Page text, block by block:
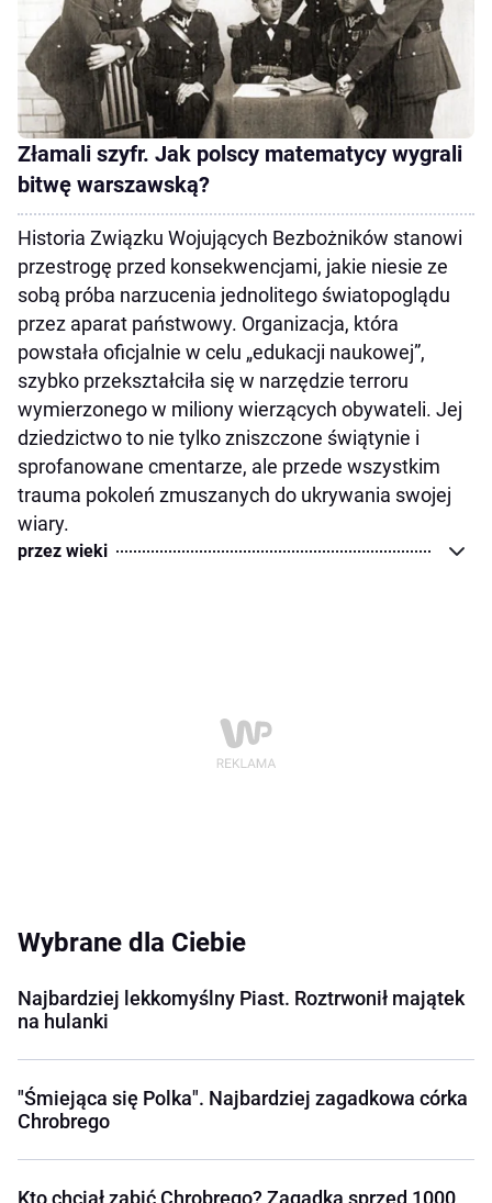
Złamali szyfr. Jak polscy matematycy wygrali
bitwę warszawską?
Historia Związku Wojujących Bezbożników stanowi
przestrogę przed konsekwencjami, jakie niesie ze
sobą próba narzucenia jednolitego światopoglądu
przez aparat państwowy. Organizacja, która
powstała oficjalnie w celu „edukacji naukowej”,
szybko przekształciła się w narzędzie terroru
wymierzonego w miliony wierzących obywateli. Jej
dziedzictwo to nie tylko zniszczone świątynie i
sprofanowane cmentarze, ale przede wszystkim
trauma pokoleń zmuszanych do ukrywania swojej
wiary.
przez wieki
Wybrane dla Ciebie
Najbardziej lekkomyślny Piast. Roztrwonił majątek
na hulanki
"Śmiejąca się Polka". Najbardziej zagadkowa córka
Chrobrego
Kto chciał zabić Chrobrego? Zagadka sprzed 1000